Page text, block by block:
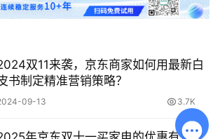
双11来袭，京东商家如何用最新白
书制定精准营销策略？
09-13 3.7K